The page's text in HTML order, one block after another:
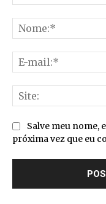
Salve meu nome,
próxima vez que eu